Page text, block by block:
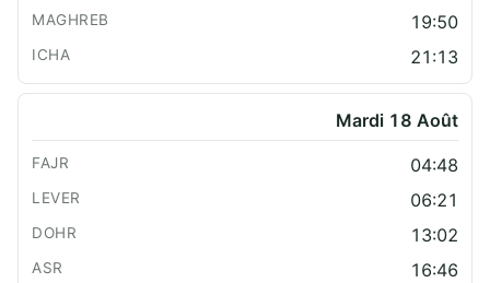
19:50
21:13
Mardi 18 Août
04:48
06:21
13:02
16:46